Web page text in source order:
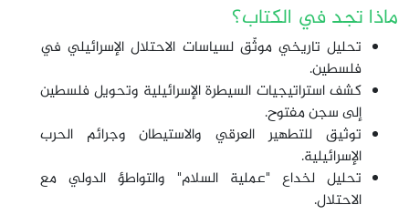
ماذا تجد في الكتاب؟
تحليل تاريخي موثّق لسياسات الاحتلال الإسرائيلي في
فلسطين.
كشف استراتيجيات السيطرة الإسرائيلية وتحويل فلسطين
إلى سجن مفتوح.
توثيق للتطهير العرقي والاستيطان وجرائم الحرب
الإسرائيلية.
تحليل لخداع "عملية السلام" والتواطؤ الدولي مع
الاحتلال.